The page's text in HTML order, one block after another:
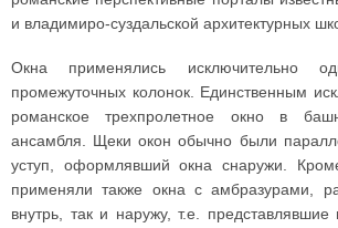
и владимиро-суздальской архитектурных
Окна применялись исключительно
промежуточных колонок. Единственным
романское трехпролетное окно в
ансамбля. Щеки окон обычно были
уступ, оформлявший окна снаружи.
применяли также окна с амбразурами,
внутрь, так и наружу, т.е.